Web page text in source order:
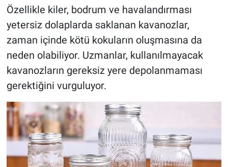
Özellikle kiler, bodrum ve havalandırması
yetersiz dolaplarda saklanan kavanozlar,
zaman içinde kötü kokuların oluşmasına da
neden olabiliyor. Uzmanlar, kullanılmayacak
kavanozların gereksiz yere depolanmaması
gerektiğini vurguluyor.